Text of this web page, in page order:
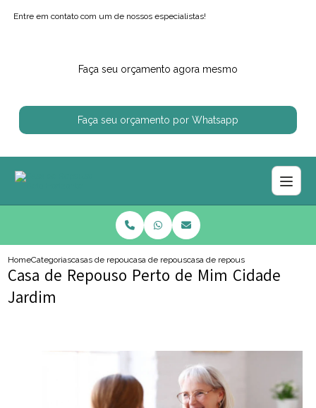
Entre em contato com um de nossos especialistas!
Faça seu orçamento agora mesmo
Faça seu orçamento por Whatsapp
HomeCategoriascasas de repousocasa de repouso para idososcasa de repouso perto de mim
Casa de Repouso Perto de Mim Cidade
Jardim